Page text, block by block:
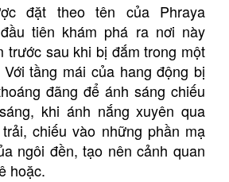
đặt theo tên của Phraya
tiên khám phá ra nơi này
trước sau khi bị đắm trong một
tầng mái của hang động bị
đãng để ánh sáng chiếu
khi ánh nắng xuyên qua
chiếu vào những phần mạ
ngôi đền, tạo nên cảnh quan
hoặc.